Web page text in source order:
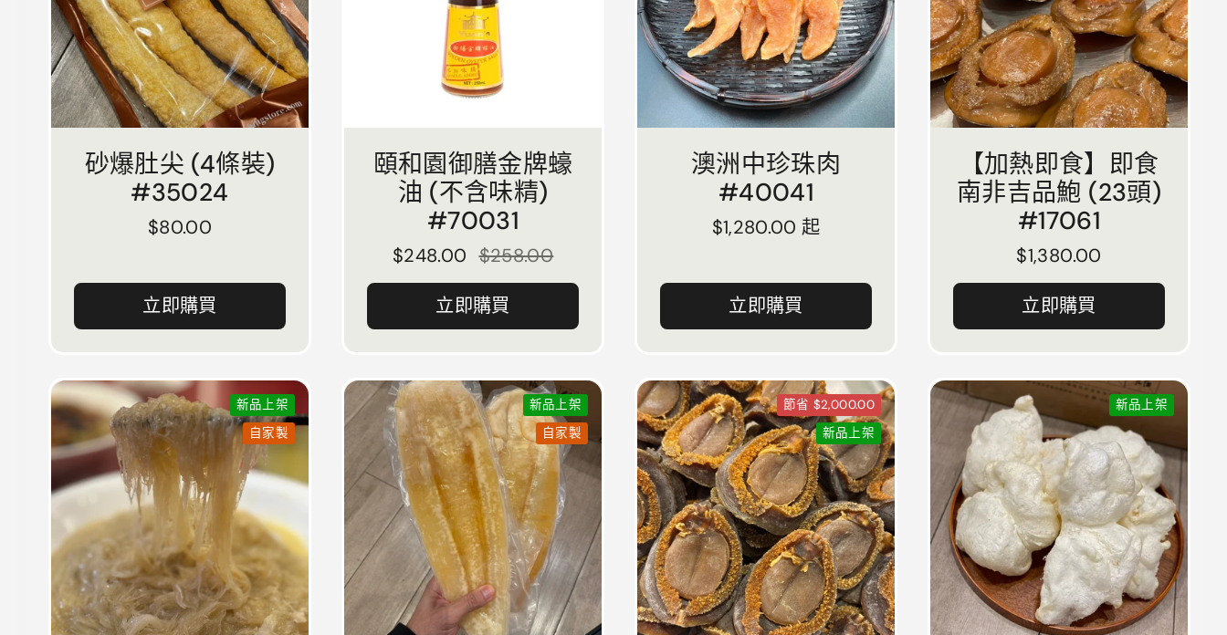
砂爆肚尖 (4條裝)
#35024
正常價格
$80.00
立即購買
頤和園御膳金牌蠔
油 (不含味精)
#70031
正常價格
$248.00 售價
$258.00
立即購買
澳洲中珍珠肉
#40041
正常價格
$1,280.00 起
立即購買
【加熱即食】即食
南非吉品鮑 (23頭)
#17061
正常價格
$1,380.00
立即購買
新品上架
自家製
新品上架
自家製
節省 $2,000.00
新品上架
新品上架